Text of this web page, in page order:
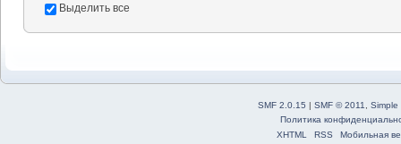
Выделить все
SMF 2.0.15 | SMF © 2011
Simple
Политика
XHTML
RSS Мобильная